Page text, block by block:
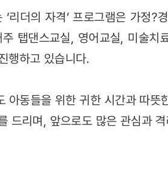
‘리더의 자격’ 프로그램은 가정
탭댄스교실, 영어교실, 미술치
행하고 있습니다.
아동들을 위한 귀한 시간과 따
드리며, 앞으로도 많은 관심과